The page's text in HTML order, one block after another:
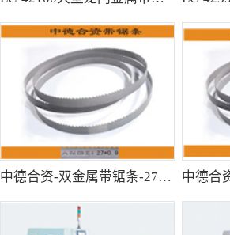
中德合资-双金属带锯条-27*0.9